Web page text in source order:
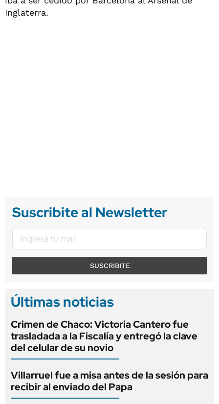
Inglaterra.
Suscribite al Newsletter
SUSCRIBITE
Últimas noticias
Crimen de Chaco: Victoria Cantero fue
trasladada a la Fiscalía y entregó la clave
del celular de su novio
Villarruel fue a misa antes de la sesión para
recibir al enviado del Papa